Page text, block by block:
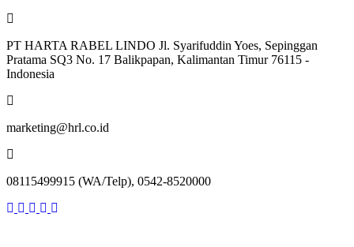
PT HARTA RABEL LINDO Jl. Syarifuddin Yoes, Sepinggan
Pratama SQ3 No. 17 Balikpapan, Kalimantan Timur 76115 -
Indonesia
marketing@hrl.co.id
08115499915 (WA/Telp), 0542-8520000